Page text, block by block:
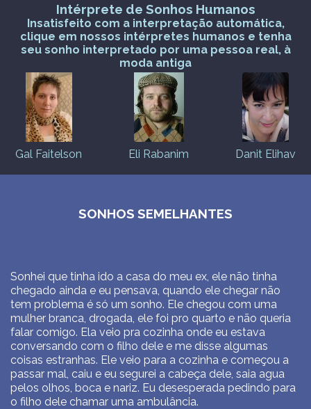
Intérprete de Sonhos Humanos
Insatisfeito com a interpretação automática,
clique em nossos intérpretes humanos e tenha
seu sonho interpretado por uma pessoa real, à
moda antiga
Gal Faitelson Eli Rabanim Danit Elihav
SONHOS SEMELHANTES
Sonhei que tinha ido a casa do meu ex, ele não tinha
chegado ainda e eu pensava, quando ele chegar não
tem problema é só um sonho. Ele chegou com uma
mulher branca, drogada, ele foi pro quarto e não queria
falar comigo. Ela veio pra cozinha onde eu estava
conversando com o filho dele e me disse algumas
coisas estranhas. Ele veio para a cozinha e começou a
passar mal, caiu e eu segurei a cabeça dele, saia agua
pelos olhos, boca e nariz. Eu desesperada pedindo para
o filho dele chamar uma ambulância.